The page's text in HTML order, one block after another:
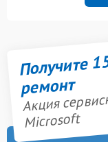
Получите
ремонт
Акция
Microsoft